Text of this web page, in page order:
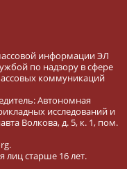
информации ЭЛ
по надзору в сфере
коммуникаций
Автономная
исследований и
Волкова, д. 5, к. 1, пом.
лиц старше 16 лет.